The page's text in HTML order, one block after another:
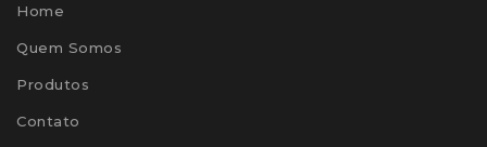
Home
Quem Somos
Produtos
Contato